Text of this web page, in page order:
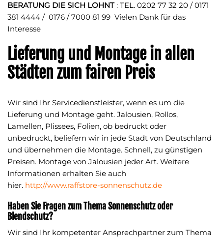
BERATUNG DIE SICH LOHNT: TEL. 0202 77 32 20 / 0171
381 4444 / 0176 / 7000 81 99 Vielen Dank für das
Interesse
Lieferung und Montage in allen
Städten zum fairen Preis
Wir sind Ihr Servicedienstleister, wenn es um die
Lieferung und Montage geht. Jalousien, Rollos,
Lamellen, Plissees, Folien, ob bedruckt oder
unbedruckt, beliefern wir in jede Stadt von Deutschland
und übernehmen die Montage. Schnell, zu günstigen
Preisen. Montage von Jalousien jeder Art. Weitere
Informationen erhalten Sie auch
hier. http://www.raffstore-sonnenschutz.de
Haben Sie Fragen zum Thema Sonnenschutz oder
Blendschutz?
Wir sind Ihr kompetenter Ansprechpartner zum Thema